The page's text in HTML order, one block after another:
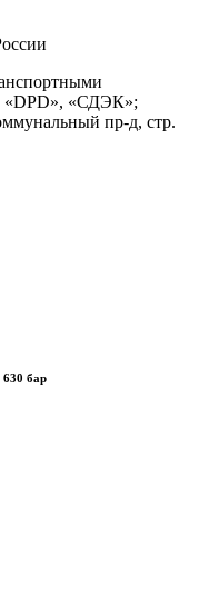
«DPD», «СДЭК»;
пр-д, стр.
бар